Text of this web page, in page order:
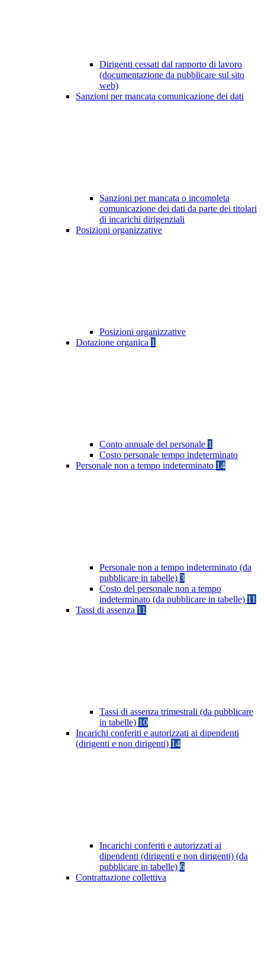
Dirigenti cessati dal rapporto di lavoro
(documentazione da pubblicare sul sito
web)
Sanzioni per mancata comunicazione dei dati
Sanzioni per mancata o incompleta
comunicazione dei dati da parte dei titolari
di incarichi dirigenziali
Posizioni organizzative
Posizioni organizzative
Dotazione organica 1
Conto annuale del personale 1
Costo personale tempo indeterminato
Personale non a tempo indeterminato 14
Personale non a tempo indeterminato (da
pubblicare in tabelle) 3
Costo del personale non a tempo
indeterminato (da pubblicare in tabelle) 11
Tassi di assenza 11
Tassi di assenza trimestrali (da pubblicare
in tabelle) 10
Incarichi conferiti e autorizzati ai dipendenti
(dirigenti e non dirigenti) 14
Incarichi conferiti e autorizzati ai
dipendenti (dirigenti e non dirigenti) (da
pubblicare in tabelle) 6
Contrattazione collettiva